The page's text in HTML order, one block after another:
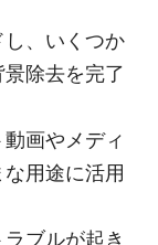
、いくつか
除去を完了
画やメディ
用途に活用
ブルが起き